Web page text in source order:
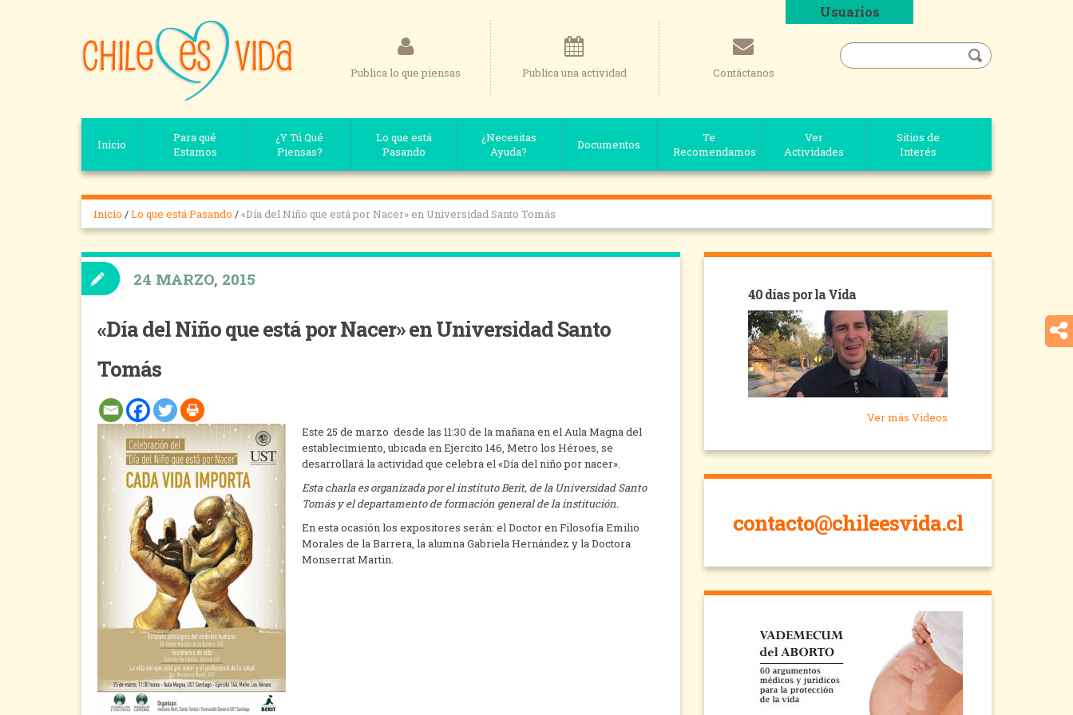
Publica lo que piensas Publica una actividad Contáctanos
Inicio
Para qué
Estamos
¿Y Tú Qué
Piensas?
Lo que está
Pasando
¿Necesitas
Ayuda?
Documentos
Te
Recomendamos
Ver
Actividades
Sitios de
Interés
Inicio /Lo que está Pasando /«Día del Niño que está por Nacer» en Universidad Santo Tomás
«Día del Niño que está por Nacer» en Universidad Santo
Tomás
Este 25 de marzo desde las 11:30 de la mañana en el Aula Magna del
establecimiento, ubicada en Ejercito 146, Metro los Héroes, se
desarrollará la actividad que celebra el «Día del niño por nacer».
Esta charla es organizada por el instituto Berit, de la Universidad Santo
Tomás y el departamento de formación general de la institución.
En esta ocasión los expositores serán: el Doctor en Filosofía Emilio
Morales de la Barrera, la alumna Gabriela Hernández y la Doctora
Monserrat Martin.
24 MARZO, 2015
40 días por la Vida
Ver más Videos
contacto@chileesvida.cl
Usuarios